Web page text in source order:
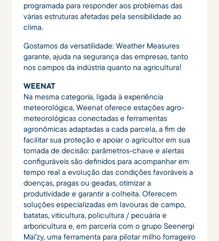
programada para responder aos problemas das
várias estruturas afetadas pela sensibilidade ao
clima.
Gostamos da versatilidade: Weather Measures
garante, ajuda na segurança das empresas, tanto
nos campos da indústria quanto na agricultura!
WEENAT
Na mesma categoria, ligada à experiência
meteorológica, Weenat oferece estações agro-
meteorológicas conectadas e ferramentas
agronômicas adaptadas a cada parcela, a fim de
facilitar sua proteção e apoiar o agricultor em sua
tomada de decisão: parâmetros-chave e alertas
configuráveis ​​são definidos para acompanhar em
tempo real a evolução das condições favoráveis ​​a
doenças, pragas ou geadas, otimizar a
produtividade e garantir a colheita. Oferecem
soluções especializadas em lavouras de campo,
batatas, viticultura, policultura / pecuária e
arboricultura e, em parceria com o grupo Seenergi
Maï’zy, uma ferramenta para pilotar milho forrageiro